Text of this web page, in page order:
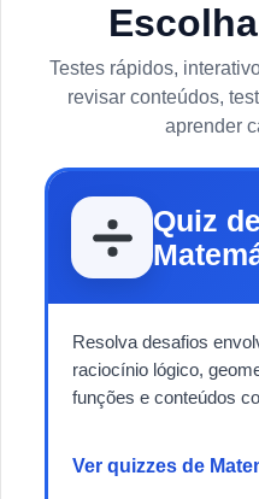
Testes rápidos,
revisar conteúdos,
aprender
Quiz de
Resolva desafios
raciocínio lógico,
funções e conteúdos
Ver quizzes de